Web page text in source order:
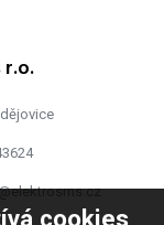
cookies
r.o.